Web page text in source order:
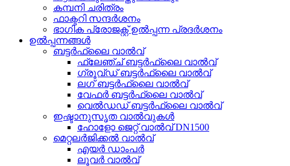
കമ്പനി ചരിത്രം
ഫാക്ടറി സന്ദർശനം
ഭാഗിക പ്രോജക്റ്റ് ഉൽപ്പന്ന പ്രദർശനം
ഉൽപ്പന്നങ്ങൾ
ബട്ടർഫ്ലൈ വാൽവ്
ഫ്ലേഞ്ച് ബട്ടർഫ്ലൈ വാൽവ്
ഗ്രൂവ്ഡ് ബട്ടർഫ്ലൈ വാൽവ്
ലഗ് ബട്ടർഫ്ലൈ വാൽവ്
വേഫർ ബട്ടർഫ്ലൈ വാൽവ്
വെൽഡഡ് ബട്ടർഫ്ലൈ വാൽവ്
ഇഷ്ടാനുസൃത വാൽവുകൾ
ഹോളോ ജെറ്റ് വാൽവ് DN1500
മെറ്റലർജിക്കൽ വാൽവ്
എയർ ഡാംപർ
ലൂവർ വാൽവ്